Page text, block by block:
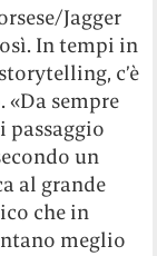
Jagger
In tempi in
c’è
sempre
passaggio
un
al grande
che in
meglio